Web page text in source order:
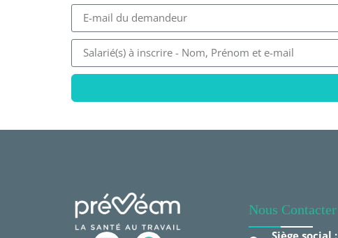
Nous Contacter
Siège social :